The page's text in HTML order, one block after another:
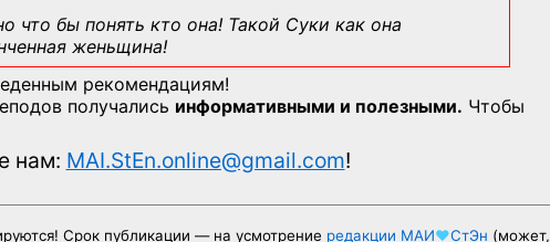
что бы понять кто она! Такой Суки как она
женьщина!
рекомендациям!
получались информативными и полезными. Чтобы
нам: MAI.StEn.online@gmail.com!
Срок публикации — на усмотрение редакции МАИ♥СтЭн (может,